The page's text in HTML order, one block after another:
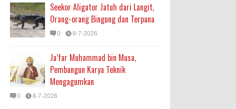
Seekor Aligator Jatuh dari Langit,
Orang-orang Bingung dan Terpana
0 8-7-2026
Ja’far Muhammad bin Musa,
Pembangun Karya Teknik
Mengagumkan
0 8-7-2026